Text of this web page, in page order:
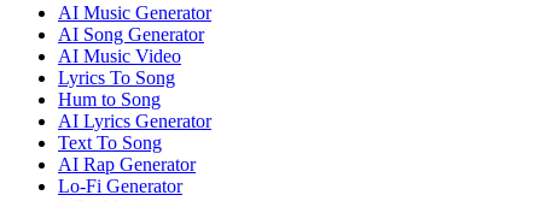
AI Music Generator
AI Song Generator
AI Music Video
Lyrics To Song
Hum to Song
AI Lyrics Generator
Text To Song
AI Rap Generator
Lo-Fi Generator